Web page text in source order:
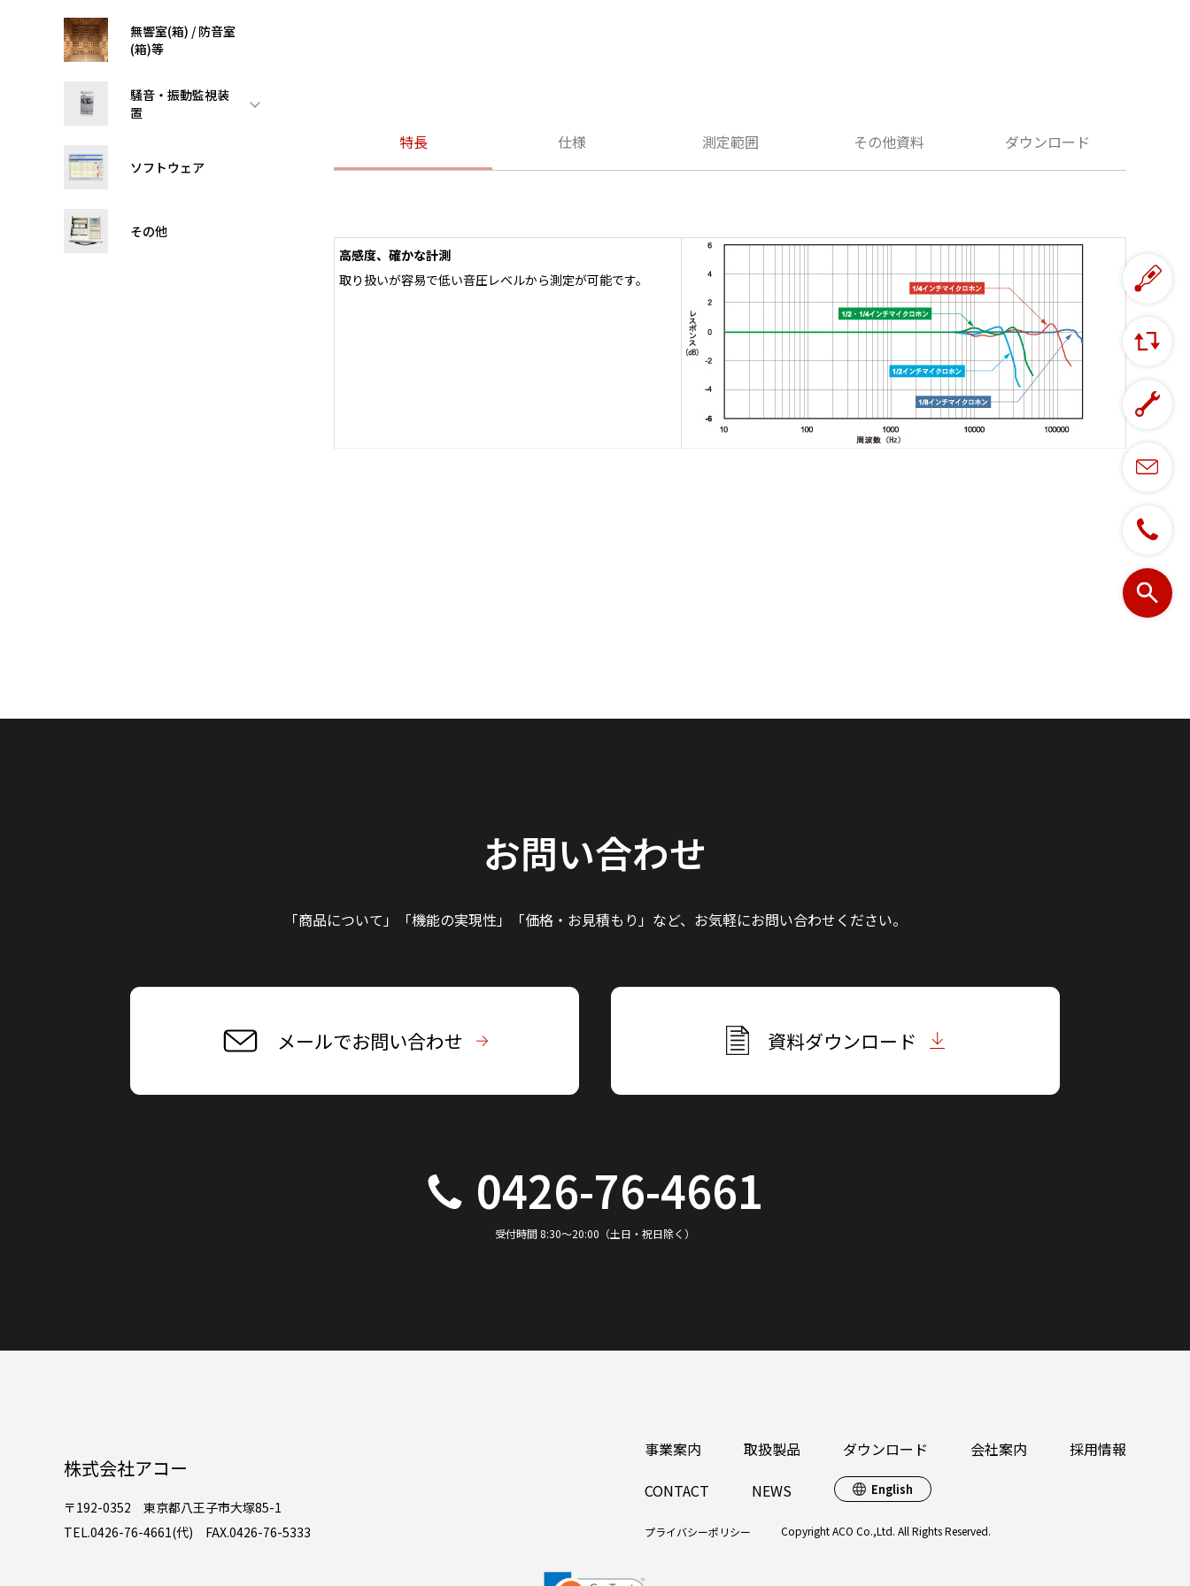
無響室(箱) / 防音室
(箱)等
騒音・振動監視装
置
ソフトウェア
その他
特長 仕様 測定範囲 その他資料 ダウンロード
高感度、確かな計測
取り扱いが容易で低い音圧レベルから測定が可能です。
お問い合わせ
「商品について」「機能の実現性」 「価格・お見積もり」など、 お気軽にお問い合わせください。
メールでお問い合わせ 資料ダウンロード
0426-76-4661
受付時間 8:30～20:00（土日・祝日除く）
株式会社アコー
〒192-0352 東京都八王子市大塚85-1
TEL.0426-76-4661(代) FAX.0426-76-5333
事業案内 取扱製品 ダウンロード 会社案内
採用情報
CONTACT
NEWS English
プライバシーポリシー Copyright ACO Co.,Ltd. All Rights Reserved.